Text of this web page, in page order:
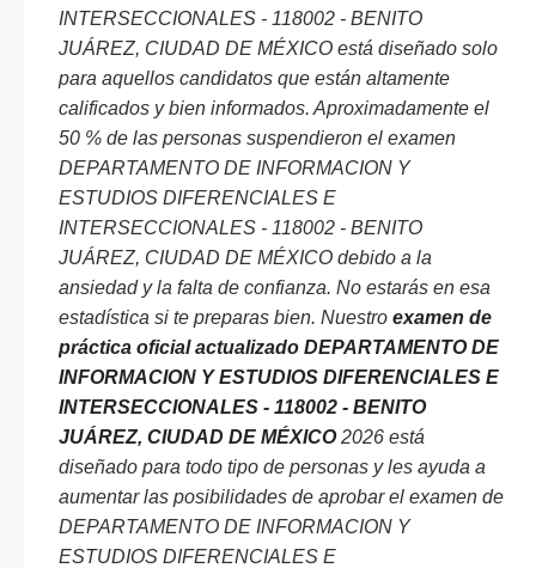
INTERSECCIONALES - 118002 - BENITO
JUÁREZ, CIUDAD DE MÉXICO está diseñado solo
para aquellos candidatos que están altamente
calificados y bien informados. Aproximadamente el
50 % de las personas suspendieron el examen
DEPARTAMENTO DE INFORMACION Y
ESTUDIOS DIFERENCIALES E
INTERSECCIONALES - 118002 - BENITO
JUÁREZ, CIUDAD DE MÉXICO debido a la
ansiedad y la falta de confianza. No estarás en esa
estadística si te preparas bien. Nuestro examen de
práctica oficial actualizado DEPARTAMENTO DE
INFORMACION Y ESTUDIOS DIFERENCIALES E
INTERSECCIONALES - 118002 - BENITO
JUÁREZ, CIUDAD DE MÉXICO2026 está
diseñado para todo tipo de personas y les ayuda a
aumentar las posibilidades de aprobar el examen de
DEPARTAMENTO DE INFORMACION Y
ESTUDIOS DIFERENCIALES E